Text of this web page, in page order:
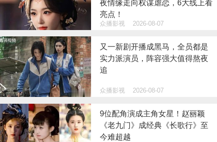
夜情缘走向权谋虐恋，6大线上看
亮点！
众播影视 2026-08-07
又一新剧开播成黑马，全员都是
实力派演员，阵容强大值得熬夜
追
众播影视 2026-08-07
9位配角演成主角女星！赵丽颖
《老九门》成经典《长歌行》至
今难超越